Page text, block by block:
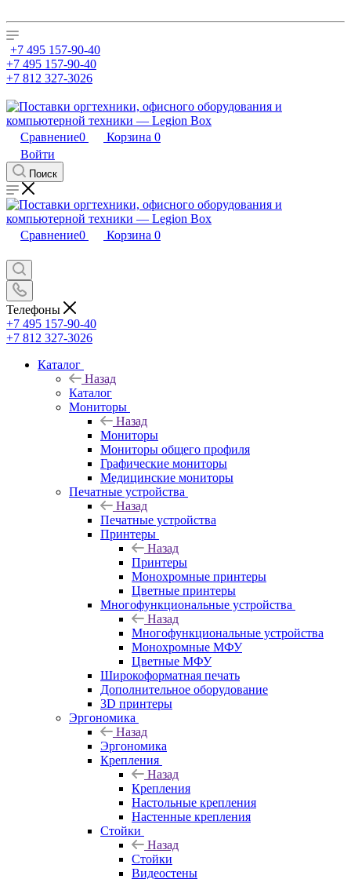
+7 495 157-90-40
+7 495 157-90-40
+7 812 327-3026
Сравнение0 Корзина 0
Войти
Поиск
Сравнение0 Корзина 0
Телефоны
+7 495 157-90-40
+7 812 327-3026
Каталог
Назад
Каталог
Мониторы
Назад
Мониторы
Мониторы общего профиля
Графические мониторы
Медицинские мониторы
Печатные устройства
Назад
Печатные устройства
Принтеры
Назад
Принтеры
Моноxромныe принтеры
Цвeтныe принтеры
Многофункциональные устройства
Назад
Многофункциональные устройства
Монохромные МФУ
Цветные МФУ
Широкоформатная печать
Дополнительное оборудование
3D принтеры
Эргономика
Назад
Эргономика
Крепления
Назад
Крепления
Настольные крепления
Настенные крепления
Стойки
Назад
Стойки
Видеостены